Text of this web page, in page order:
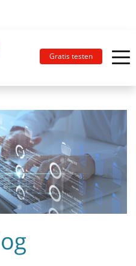
Gratis testen